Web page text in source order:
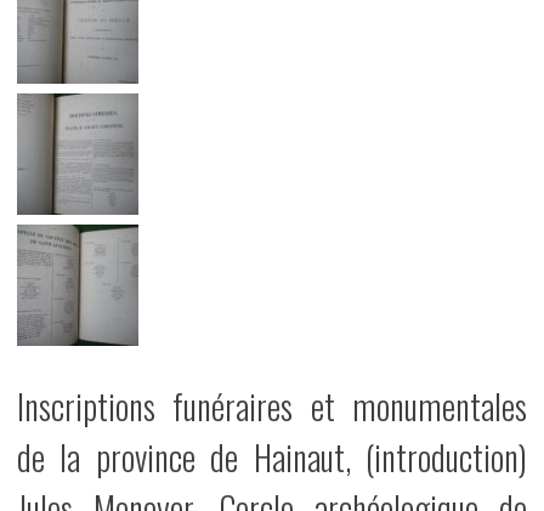
Inscriptions funéraires et monumentales
de la province de Hainaut, (introduction)